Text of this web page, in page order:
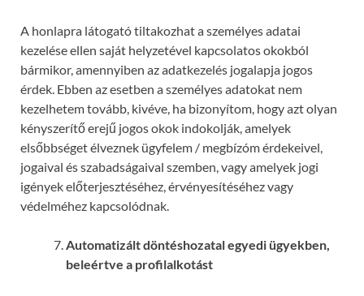
A honlapra látogató tiltakozhat a személyes adatai
kezelése ellen saját helyzetével kapcsolatos okokból
bármikor, amennyiben az adatkezelés jogalapja jogos
érdek. Ebben az esetben a személyes adatokat nem
kezelhetem tovább, kivéve, ha bizonyítom, hogy azt olyan
kényszerítő erejű jogos okok indokolják, amelyek
elsőbbséget élveznek ügyfelem / megbízóm érdekeivel,
jogaival és szabadságaival szemben, vagy amelyek jogi
igények előterjesztéséhez, érvényesítéséhez vagy
védelméhez kapcsolódnak.
Automatizált döntéshozatal egyedi ügyekben,
beleértve a profilalkotást